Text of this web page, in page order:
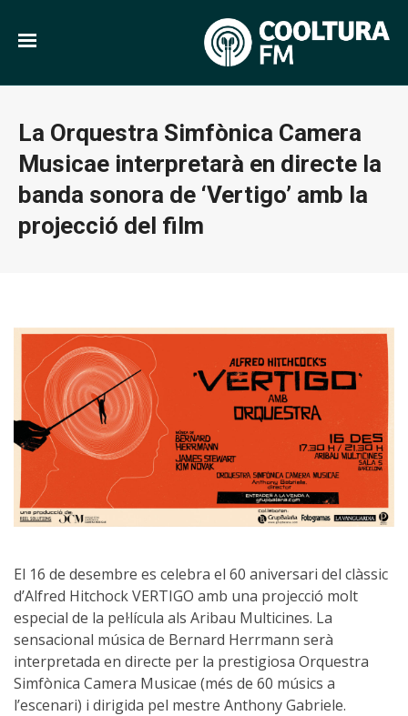
La Orquestra Simfònica Camera
Musicae interpretarà en directe la
banda sonora de ‘Vertigo’ amb la
projecció del film
El 16 de desembre es celebra el 60 aniversari del clàssic
d’Alfred Hitchock VERTIGO amb una projecció molt
especial de la pel·lícula als Aribau Multicines. La
sensacional música de Bernard Herrmann serà
interpretada en directe per la prestigiosa Orquestra
Simfònica Camera Musicae (més de 60 músics a
l’escenari) i dirigida pel mestre Anthony Gabriele.